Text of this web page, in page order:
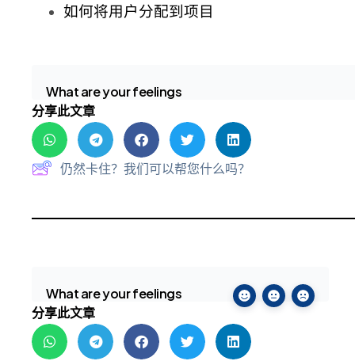
如何将用户分配到项目
What are your feelings
分享此文章
仍然卡住？我们可以帮您什么吗？
What are your feelings
分享此文章